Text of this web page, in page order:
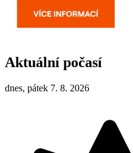
Aktuální počasí
dnes, pátek 7. 8. 2026